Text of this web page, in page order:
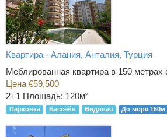
Квартира - Алания, Анталия, Турция
Меблированная квартира в 150 метрах
Цена €59,500
2+1 Площадь: 120м²
Парковка Бассейн Видовая До моря 150м